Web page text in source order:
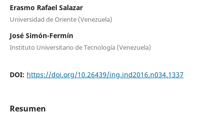
Erasmo Rafael Salazar
Universidad de Oriente (Venezuela)
José Simón-Fermín
Instituto Universitario de Tecnología (Venezuela)
DOI: https://doi.org/10.26439/ing.ind2016.n034.1337
Resumen